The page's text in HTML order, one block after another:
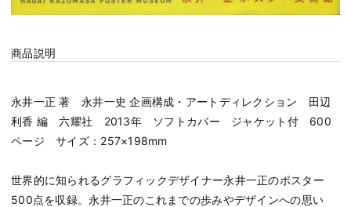
商品説明
永井一正 著 永井一史 企画構成・アートディレクション 田辺
利香 編 六耀社 2013年 ソフトカバー ジャケット付 600
ページ サイズ：257×198mm
世界的に知られるグラフィックデザイナー永井一正のポスター
500点を収録。永井一正のこれまでの歩みやデザインへの思い